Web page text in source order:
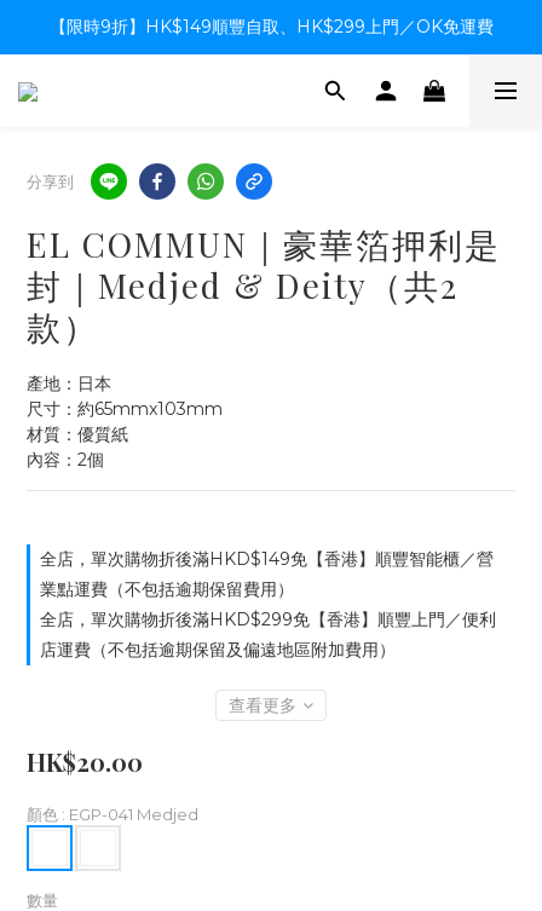
【限時9折】HK$149順豐自取、HK$299上門／OK免運費
【限時9折】HK$149順豐自取、HK$299上門／OK免運費
支付系統升級中，暫停信用卡支付至8月中，造成不便感謝諒解
分享到
EL COMMUN｜豪華箔押利是
封｜Medjed & Deity（共2
款）
產地：日本
尺寸：約65mmx103mm
材質：優質紙
內容：2個
全店，單次購物折後滿HKD$149免【香港】順豐智能櫃／營
業點運費（不包括逾期保留費用）
全店，單次購物折後滿HKD$299免【香港】順豐上門／便利
店運費（不包括逾期保留及偏遠地區附加費用）
查看更多
HK$20.00
顏色 : EGP-041 Medjed
數量